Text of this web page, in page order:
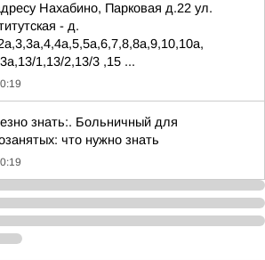
Нахабино, Парковая д.22 ул.
- д.
1,13/2,13/3 ,15 ...
знать:. Больничный для
что нужно знать